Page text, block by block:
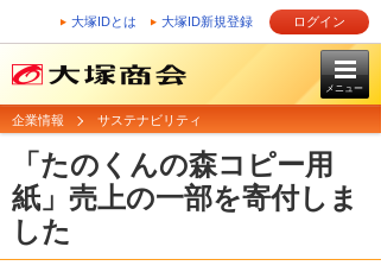
大塚IDとは 大塚ID新規登録 ログイン
メニュー
企業情報 サステナビリティ
「たのくんの森コピー用
紙」売上の一部を寄付しま
した